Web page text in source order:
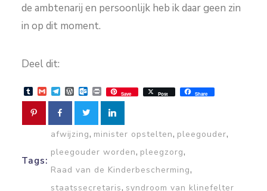
de ambtenarij en persoonlijk heb ik daar geen zin
in op dit moment.
Deel dit:
Tumblr
GmailTelegram
WordPress
Outlook.com
PrintSave Post Share
Tags:
afwijzing, minister opstelten, pleegouder,
pleegouder worden, pleegzorg,
Raad van de Kinderbescherming,
staatssecretaris, syndroom van klinefelter